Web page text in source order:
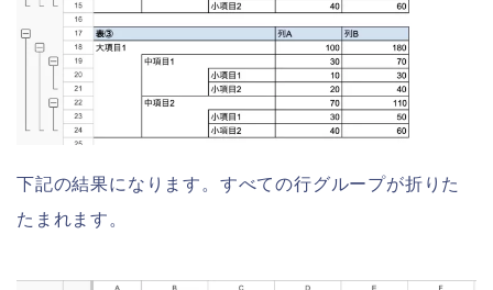
下記の結果になります。すべての行グループが折りた
たまれます。